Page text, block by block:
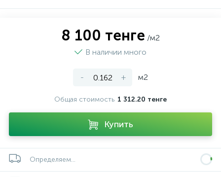
8 100 тенге /м2
В наличии много
- + м2
Общая стоимость 1 312.20 тенге
Купить
Определяем...